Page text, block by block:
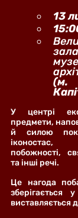
13
(м.
У центрі
предмети,
й силою
іконостас,
побожності,
та інші речі.
Це нагода
виставляється